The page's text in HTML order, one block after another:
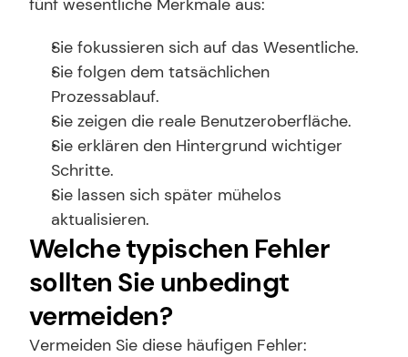
fünf wesentliche Merkmale aus:
Sie fokussieren sich auf das Wesentliche.
Sie folgen dem tatsächlichen
Prozessablauf.
Sie zeigen die reale Benutzeroberfläche.
Sie erklären den Hintergrund wichtiger
Schritte.
Sie lassen sich später mühelos
aktualisieren.
Welche typischen Fehler
sollten Sie unbedingt
vermeiden?
Vermeiden Sie diese häufigen Fehler: